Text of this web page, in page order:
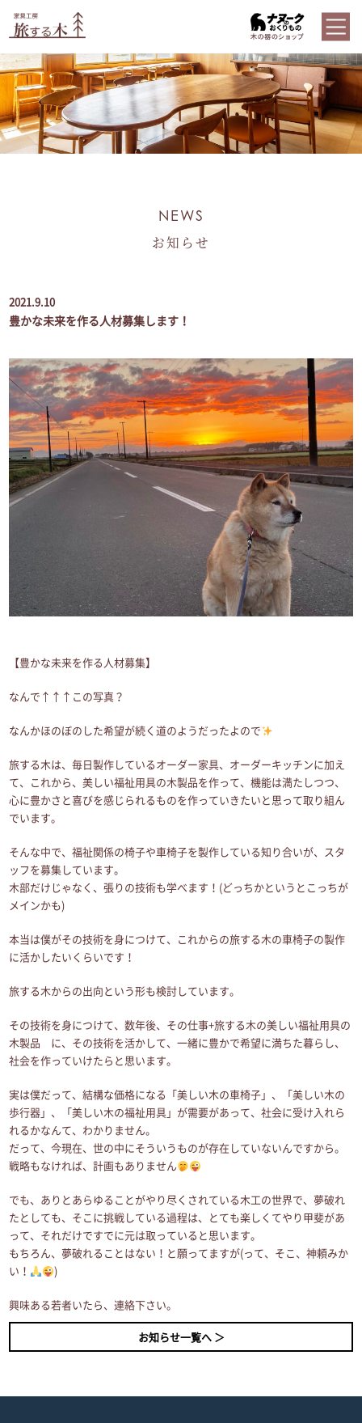
NEWS
お知らせ
2021.9.10
豊かな未来を作る人材募集します！
【豊かな未来を作る人材募集】
なんで↑↑↑この写真？
なんかほのぼのした希望が続く道のようだったよので
旅する木は、毎日製作しているオーダー家具、オーダーキッチンに加え
て、これから、美しい福祉用具の木製品を作って、機能は満たしつつ、
心に豊かさと喜びを感じられるものを作っていきたいと思って取り組ん
でいます。
そんな中で、福祉関係の椅子や車椅子を製作している知り合いが、スタ
ッフを募集しています。
木部だけじゃなく、張りの技術も学べます！(どっちかというとこっちが
メインかも)
本当は僕がその技術を身につけて、これからの旅する木の車椅子の製作
に活かしたいくらいです！
旅する木からの出向という形も検討しています。
その技術を身につけて、数年後、その仕事+旅する木の美しい福祉用具の
木製品 に、その技術を活かして、一緒に豊かで希望に満ちた暮らし、
社会を作っていけたらと思います。
実は僕だって、結構な価格になる「美しい木の車椅子」、「美しい木の
歩行器」、「美しい木の福祉用具」が需要があって、社会に受け入れら
れるかなんて、わかりません。
だって、今現在、世の中にそういうものが存在していないんですから。
戦略もなければ、計画もありません
でも、ありとあらゆることがやり尽くされている木工の世界で、夢破れ
たとしても、そこに挑戦している過程は、とても楽しくてやり甲斐があ
って、それだけですでに元は取っていると思います。
もちろん、夢破れることはない！と願ってますが(って、そこ、神頼みか
い！
)
興味ある若者いたら、連絡下さい。
お知らせ一覧へ ＞